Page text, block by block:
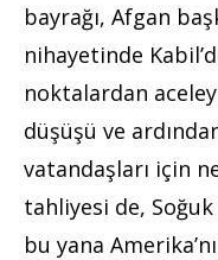
bayrağı, Afgan
nihayetinde
noktalardan
düşüşü ve
vatandaşları için
tahliyesi de, Soğuk
bu yana